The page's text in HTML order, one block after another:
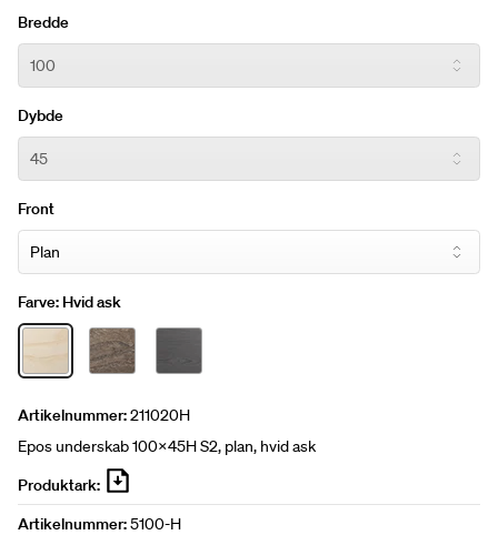
atmosfære.
Bredde
Dybde
Front
Farve: Hvid ask
Artikelnummer:211020H
Epos underskab 100x45H S2, plan, hvid ask
Produktark:
Artikelnummer:5100-H